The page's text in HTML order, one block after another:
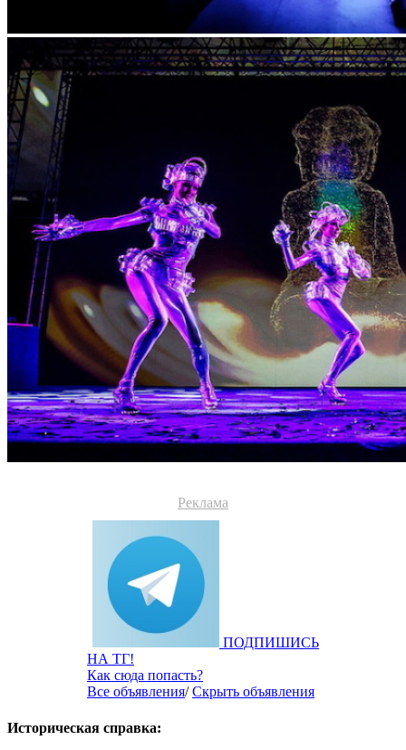
Реклама
ПОДПИШИСЬ
НА ТГ!
Как сюда попасть?
Все объявления/Скрыть объявления
Историческая справка: